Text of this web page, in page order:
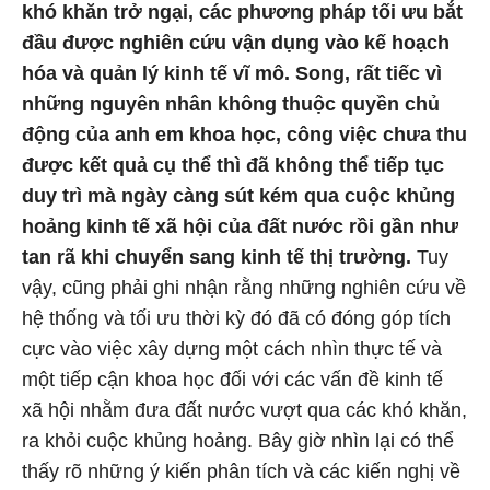
khó khăn trở ngại, các phương pháp tối ưu bắt
đầu được nghiên cứu vận dụng vào kế hoạch
hóa và quản lý kinh tế vĩ mô. Song, rất tiếc vì
những nguyên nhân không thuộc quyền chủ
động của anh em khoa học, công việc chưa thu
được kết quả cụ thể thì đã không thể tiếp tục
duy trì mà ngày càng sút kém qua cuộc khủng
hoảng kinh tế xã hội của đất nước rồi gần như
tan rã khi chuyển sang kinh tế thị trường. Tuy
vậy, cũng phải ghi nhận rằng những nghiên cứu về
hệ thống và tối ưu thời kỳ đó đã có đóng góp tích
cực vào việc xây dựng một cách nhìn thực tế và
một tiếp cận khoa học đối với các vấn đề kinh tế
xã hội nhằm đưa đất nước vượt qua các khó khăn,
ra khỏi cuộc khủng hoảng. Bây giờ nhìn lại có thể
thấy rõ những ý kiến phân tích và các kiến nghị về